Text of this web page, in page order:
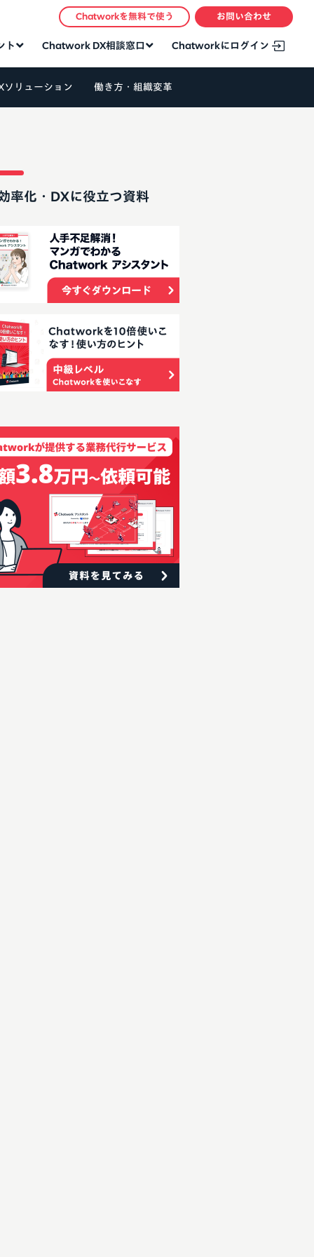
ト Chatwork DX相談窓口 Chatworkにログイン
Chatworkを無料で使う お問い合わせ
ソリューション 働き方・組織変革
率化・DXに役立つ資料